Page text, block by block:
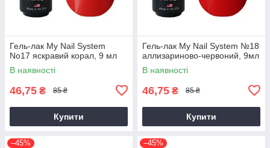
Гель-лак My Nail System
No17 яскравий корал, 9 мл
В наявності
46,75 ₴ 85 ₴
Купити
Гель-лак My Nail System №18
аллизариново-червоний, 9мл
В наявності
46,75 ₴ 85 ₴
Купити
–45% –45%